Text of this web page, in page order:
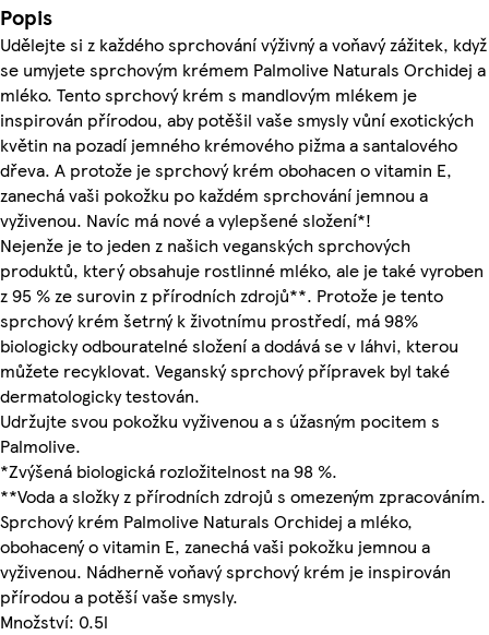
Popis
Udělejte si z každého sprchování výživný a voňavý zážitek, když
se umyjete sprchovým krémem Palmolive Naturals Orchidej a
mléko. Tento sprchový krém s mandlovým mlékem je
inspirován přírodou, aby potěšil vaše smysly vůní exotických
květin na pozadí jemného krémového pižma a santalového
dřeva. A protože je sprchový krém obohacen o vitamin E,
zanechá vaši pokožku po každém sprchování jemnou a
vyživenou. Navíc má nové a vylepšené složení*!
Nejenže je to jeden z našich veganských sprchových
produktů, který obsahuje rostlinné mléko, ale je také vyroben
z 95 % ze surovin z přírodních zdrojů**. Protože je tento
sprchový krém šetrný k životnímu prostředí, má 98%
biologicky odbouratelné složení a dodává se v láhvi, kterou
můžete recyklovat. Veganský sprchový přípravek byl také
dermatologicky testován.
Udržujte svou pokožku vyživenou a s úžasným pocitem s
Palmolive.
*Zvýšená biologická rozložitelnost na 98 %.
**Voda a složky z přírodních zdrojů s omezeným zpracováním.
Sprchový krém Palmolive Naturals Orchidej a mléko,
obohacený o vitamin E, zanechá vaši pokožku jemnou a
vyživenou. Nádherně voňavý sprchový krém je inspirován
přírodou a potěší vaše smysly.
Množství: 0.5l